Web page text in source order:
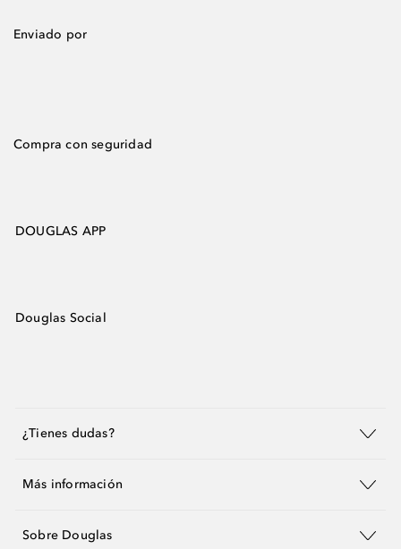
Enviado por
Compra con seguridad
DOUGLAS APP
Douglas Social
¿Tienes dudas?
Más información
Sobre Douglas